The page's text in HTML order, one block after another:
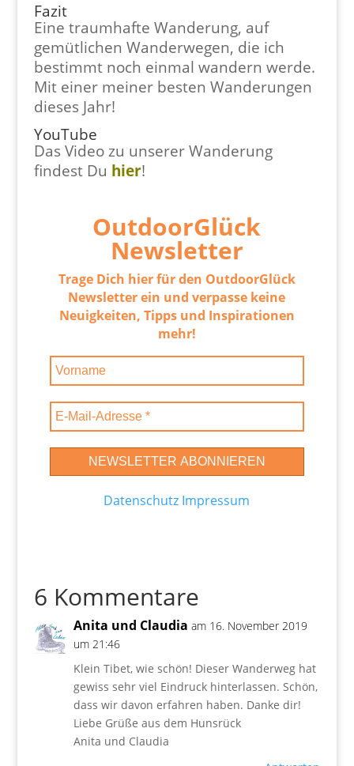
Fazit
Eine traumhafte Wanderung, auf
gemütlichen Wanderwegen, die ich
bestimmt noch einmal wandern werde.
Mit einer meiner besten Wanderungen
dieses Jahr!
YouTube
Das Video zu unserer Wanderung
findest Du hier!
OutdoorGlück
Newsletter
Trage Dich hier für den OutdoorGlück
Newsletter ein und verpasse keine
Neuigkeiten, Tipps und Inspirationen
mehr!
Datenschutz Impressum
6 Kommentare
Anita und Claudia am 16. November 2019
um 21:46
Klein Tibet, wie schön! Dieser Wanderweg hat
gewiss sehr viel Eindruck hinterlassen. Schön,
dass wir davon erfahren haben. Danke dir!
Liebe Grüße aus dem Hunsrück
Anita und Claudia